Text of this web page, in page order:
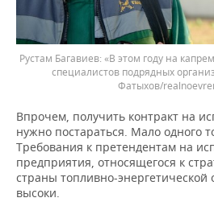
Рустам Багавиев: «В этом году на
специалистов подрядных
Фатыхов/
Впрочем, получить контракт на
нужно постараться. Мало одного
Требования к претендентам на
предприятия, относящегося к
страны топливно-энергетической
высоки.